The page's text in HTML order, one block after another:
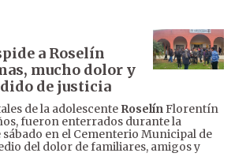
a Roselín
mucho dolor y
de justicia
de la adolescente RoselínFlorentín
fueron enterrados durante la
sábado en el Cementerio Municipal de
del dolor de familiares, amigos y